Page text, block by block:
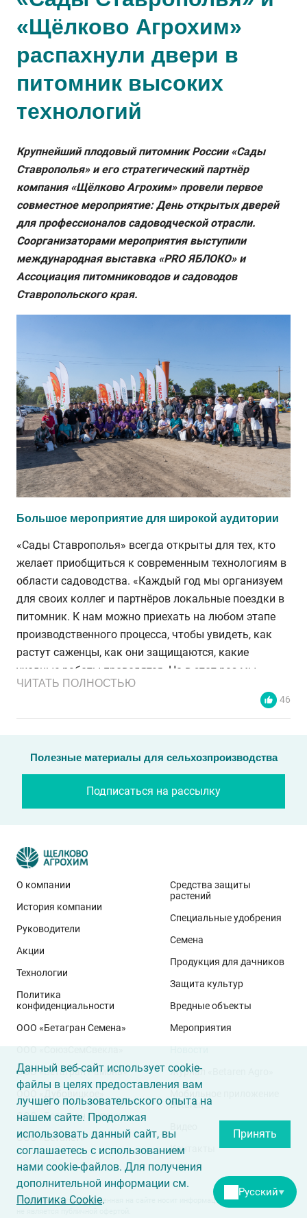
«Щёлково Агрохим»
распахнули двери в
питомник высоких
технологий
Крупнейший плодовый питомник России «Сады
Ставрополья» и его стратегический партнёр
компания «Щёлково Агрохим» провели первое
совместное мероприятие: День открытых дверей
для профессионалов садоводческой отрасли.
Соорганизаторами мероприятия выступили
международная выставка «PRO ЯБЛОКО» и
Ассоциация питомниководов и садоводов
Ставропольского края.
Большое мероприятие для широкой аудитории
«Сады Ставрополья» всегда открыты для тех, кто
желает приобщиться к современным технологиям в
области садоводства. «Каждый год мы организуем
для своих коллег и партнёров локальные поездки в
питомник. К нам можно приехать на любом этапе
производственного процесса, чтобы увидеть, как
растут саженцы, как они защищаются, какие
уходные работы проводятся. Но в этот раз мы
решили пойти ещё дальше и вместе с компанией
совета директоров ООО «Плодообъединение «Сады
Ставрополья»,председатель Ассоциации
питомниководов и садоводов Ставропольского
Среди участников первого Дня открытых дверей –
садоводы из Краснодарского края, Ростовской
области, Адыгеи, Крыма, Ставропольского края,
республик Северного Кавказа. Между прочим,
многим из них опыта не занимать. Казалось бы, что
нового могут узнать матёрые специалисты на таком
«Книп-баум»: урожай в первый год посадки
На самом деле прогрессивный, любознательный
садовод всегда найдёт, чему поучиться у своих
коллег, тем более если речь идёт о такой компании,
как «Сады Ставрополья». Сотрудники питомника не
только рассказали о полном цикле выращивания
посадочного материала и дали практические
рекомендации по закладке сада, но и презентовали
технологию производства саженцев для
интенсивных садов «книп-баум» (в переводе с
голландского knip – обрезка, baum – дерево). Она
ЧИТАТЬ ПОЛНОСТЬЮ
46
Полезные материалы для сельхозпроизводства
Подписаться на рассылку
О компании
История компании
Руководители
Акции
Технологии
Политика
конфиденциальности
ООО «Бетагран Семена»
ООО «СоюзСемСвекла»
ООО «Бетагран Рамонь»
ООО «Дубовицкое»
ООО «Бетагран Липецк»
ООО «Бетанет»
Средства защиты
растений
Специальные удобрения
Семена
Продукция для дачников
Защита культур
Вредные объекты
Мероприятия
Новости
Журнал «Betaren Agro»
Betaren
Контакты
Информация, представленная на сайте носит информационный характер и
Русский▼
Данный веб-сайт использует cookie-
файлы в целях предоставления вам
лучшего пользовательского опыта на
нашем сайте. Продолжая
использовать данный сайт, вы
соглашаетесь с использованием
нами cookie-файлов. Для получения
дополнительной информации см.
Политика Cookie.
Принять